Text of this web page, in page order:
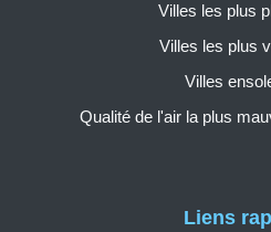
Liens
Villes les plus
Villes les plus
Villes
Qualité de l'air la plus